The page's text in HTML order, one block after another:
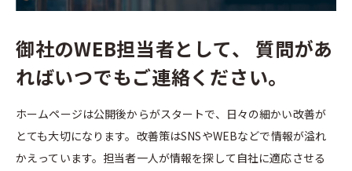
御社のWEB担当者として、
質問があ
ればいつでもご連絡ください。
ホームページは公開後からがスタートで、日々の細かい改善が
とても大切になります。改善策はSNSやWEBなどで情報が溢れ
かえっています。担当者一人が情報を探して自社に適応させる